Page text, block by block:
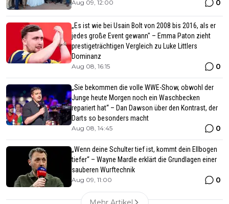
Aug 09, 12:00 0
„Es ist wie bei Usain Bolt von 2008 bis 2016, als er
jedes große Event gewann" – Emma Paton zieht
prestigeträchtigen Vergleich zu Luke Littlers
Dominanz
Aug 08, 16:15 0
„Sie bekommen die volle WWE-Show, obwohl der
Junge heute Morgen noch ein Waschbecken
repariert hat“ – Dan Dawson über den Kontrast, der
Darts so besonders macht
Aug 08, 14:45 0
„Wenn deine Schulter tief ist, kommt dein Ellbogen
tiefer“ – Wayne Mardle erklärt die Grundlagen einer
sauberen Wurftechnik
Aug 09, 11:00 0